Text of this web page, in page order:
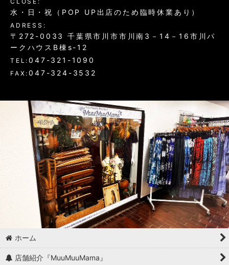
水・日・祝（POP UP出店のため臨時休業あり）
ADRESS:
〒272-0033 千葉県市川市市川南3－14－16市川パ
ークハウスB棟s-12
TEL:047-321-1090
FAX:047-324-3532
ホーム
店舗紹介『MuuMuuMama』